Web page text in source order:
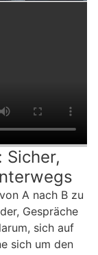
Sicher,
A nach B zu
Gespräche
sich auf
sich um den